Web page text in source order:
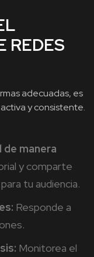
REDES
adecuadas, es
y consistente.
manera
y comparte
tu audiencia.
Responde a
Monitorea el